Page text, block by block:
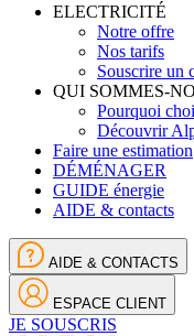
ELECTRICITÉ
Notre offre
Nos tarifs
Souscrire un
QUI SOMMES-
Pourquoi
Découvrir
Faire une estimation
DÉMÉNAGER
GUIDE énergie
AIDE & contacts
AIDE & CONTACTS
ESPACE CLIENT
JE SOUSCRIS